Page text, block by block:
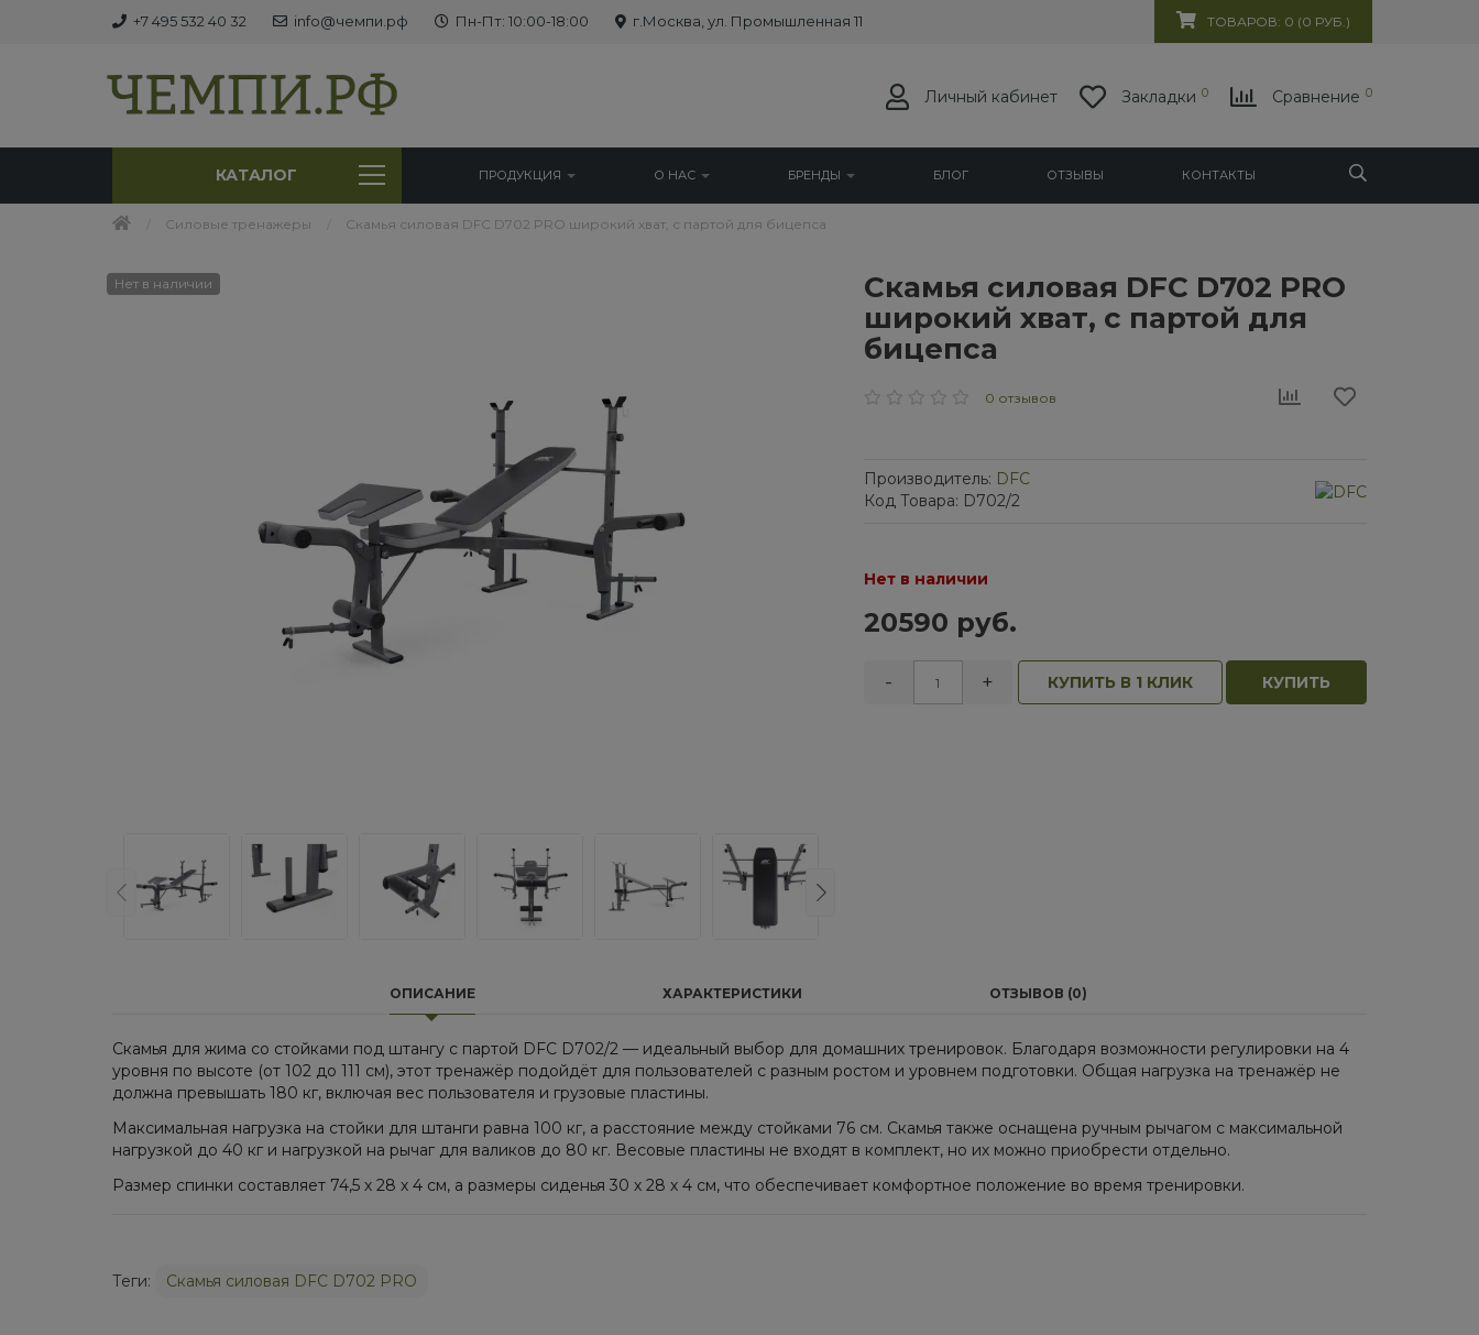
+7 495 532 40 32 info@чемпи.рф Пн-Пт: 10:00-18:00 г.Москва, ул. Промышленная 11 ТОВАРОВ: 0 (0 РУБ.)
Личный кабинет Закладки 0 Сравнение 0
КАТАЛОГ ПРОДУКЦИЯ О НАС БРЕНДЫ БЛОГ ОТЗЫВЫ КОНТАКТЫ
Силовые тренажеры Cкамья силовая DFC D702 PRO широкий хват, с партой для бицепса
Нет в наличии
Cкамья силовая DFC D702 PRO
широкий хват, с партой для
бицепса
0 отзывов
Производитель: DFC
Код Товара: D702/2
Нет в наличии
20590 руб.
- + КУПИТЬ В 1 КЛИК КУПИТЬ
ОПИСАНИЕ ХАРАКТЕРИСТИКИ ОТЗЫВОВ (0)
Скамья для жима со стойками под штангу с партой DFC D702/2 — идеальный выбор для домашних тренировок. Благодаря возможности регулировки на 4
уровня по высоте (от 102 до 111 см), этот тренажёр подойдёт для пользователей с разным ростом и уровнем подготовки. Общая нагрузка на тренажёр не
должна превышать 180 кг, включая вес пользователя и грузовые пластины.
Максимальная нагрузка на стойки для штанги равна 100 кг, а расстояние между стойками 76 см. Скамья также оснащена ручным рычагом с максимальной
нагрузкой до 40 кг и нагрузкой на рычаг для валиков до 80 кг. Весовые пластины не входят в комплект, но их можно приобрести отдельно.
Размер спинки составляет 74,5 х 28 х 4 см, а размеры сиденья 30 х 28 х 4 см, что обеспечивает комфортное положение во время тренировки.
Теги: Cкамья силовая DFC D702 PRO